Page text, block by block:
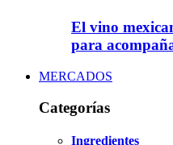
El vino
para
MERCADOS
Categorías
Ingredientes